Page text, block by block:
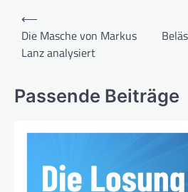
Beitragsnavigation
⟵
Die Masche von Markus
Lanz analysiert
Passende Beiträge